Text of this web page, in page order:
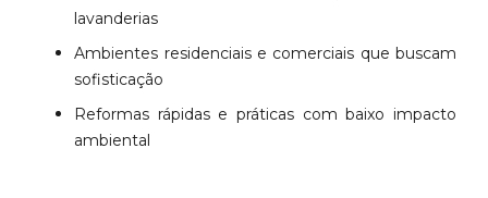
lavanderias
Ambientes residenciais e comerciais que buscam
sofisticação
Reformas rápidas e práticas com baixo impacto
ambiental